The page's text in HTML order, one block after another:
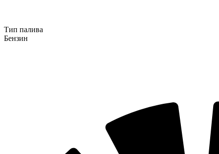
Тип палива
Бензин